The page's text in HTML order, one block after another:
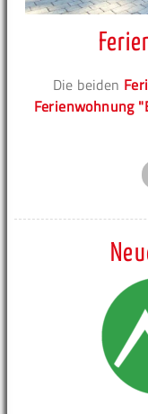
Die beiden
Ferienwohnung